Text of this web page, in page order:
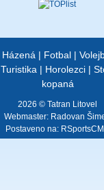
Házená | Fotbal |
Turistika | Horolezci|
kopaná
2026 © Tatran Litovel
Webmaster: Radovan
Postaveno na: